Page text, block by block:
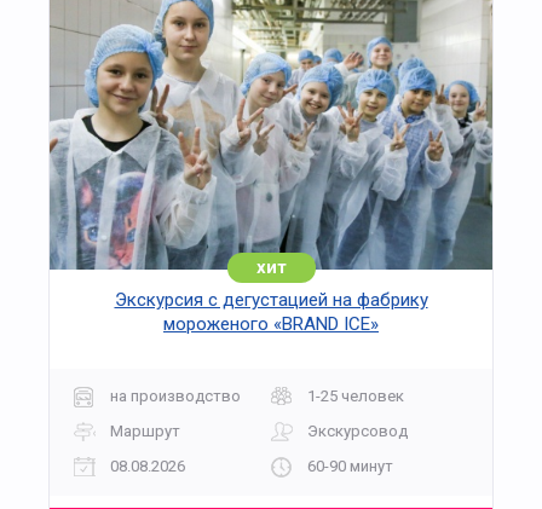
хит
Экскурсия с дегустацией на фабрику
мороженого «BRAND ICE»
на производство
1-25 человек
Маршрут
Экскурсовод
08.08.2026
60-90 минут